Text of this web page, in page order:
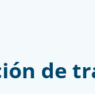
de